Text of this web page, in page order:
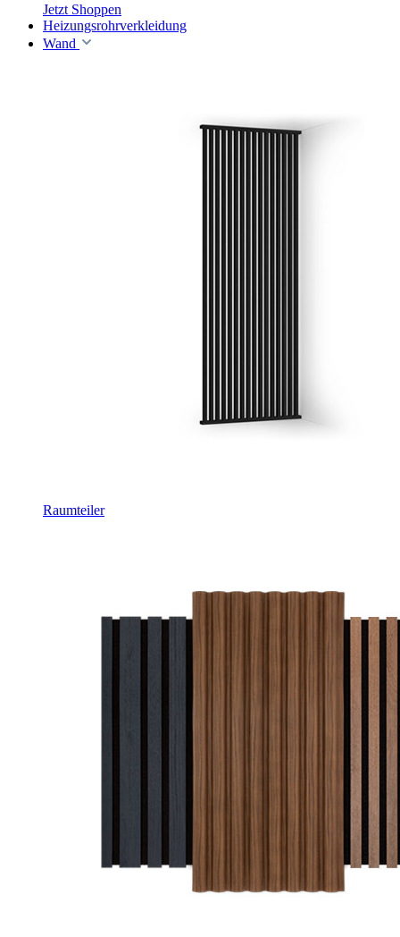
Jetzt Shoppen
Heizungsrohrverkleidung
Wand
Raumteiler